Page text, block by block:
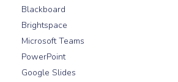
Blackboard
Brightspace
Microsoft Teams
PowerPoint
Google Slides